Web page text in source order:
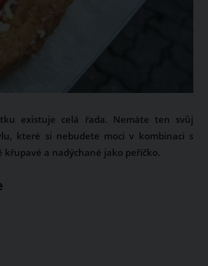
existuje celá řada. Nemáte ten svůj
které si nebudete moci v kombinaci s
křupavé a nadýchané jako peříčko.